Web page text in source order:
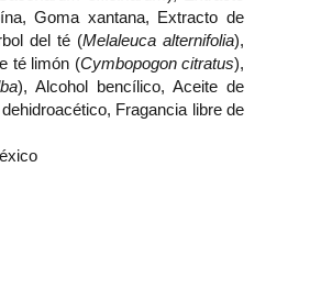
Goma xantana, Extracto de
del té (Melaleuca alternifolia),
té limón (Cymbopogon citratus),
), Alcohol bencílico, Aceite de
Fragancia libre de